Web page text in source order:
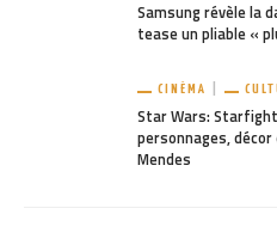
Samsung révèle la
tease un pliable «
CINÉMA
Star Wars:
personnages,
Mendes